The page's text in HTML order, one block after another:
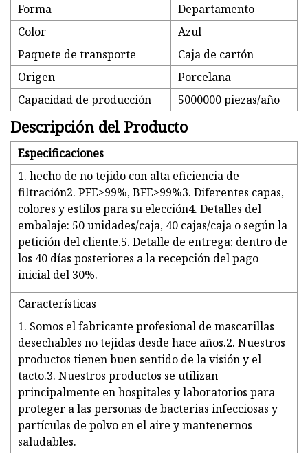
Forma
Departamento
Color
Azul
Paquete de transporte
Caja de cartón
Origen
Porcelana
Capacidad de producción
5000000 piezas/año
Descripción del Producto
Especificaciones
1. hecho de no tejido con alta eficiencia de
filtración2. PFE>99%, BFE>99%3. Diferentes capas,
colores y estilos para su elección4. Detalles del
embalaje: 50 unidades/caja, 40 cajas/caja o según la
petición del cliente.5. Detalle de entrega: dentro de
los 40 días posteriores a la recepción del pago
inicial del 30%.
Características
1. Somos el fabricante profesional de mascarillas
desechables no tejidas desde hace años.2. Nuestros
productos tienen buen sentido de la visión y el
tacto.3. Nuestros productos se utilizan
principalmente en hospitales y laboratorios para
proteger a las personas de bacterias infecciosas y
partículas de polvo en el aire y mantenernos
saludables.